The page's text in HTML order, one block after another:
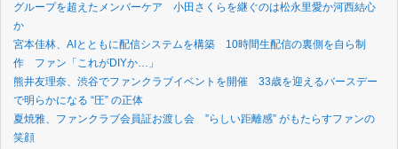
グループを超えたメンバーケア 小田さくらを継ぐのは松永里愛か河西結心
か
宮本佳林、AIとともに配信システムを構築 10時間生配信の裏側を自ら制
作 ファン「これがDIYか…」
熊井友理奈、渋谷でファンクラブイベントを開催 33歳を迎えるバースデー
で明らかになる “圧” の正体
夏焼雅、ファンクラブ会員証お渡し会 ”らしい距離感” がもたらすファンの
笑顔